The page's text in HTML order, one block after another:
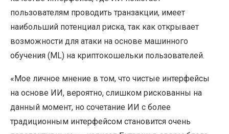
пользователям проводить транзакции, имеет
наибольший потенциал риска, так как открывает
возможности для атаки на основе машинного
обучения (ML) на криптокошельки пользователей.
«Мое личное мнение в том, что чистые интерфейсы
на основе ИИ, вероятно, слишком рискованны на
данный момент, но сочетание ИИ с более
традиционным интерфейсом становится очень